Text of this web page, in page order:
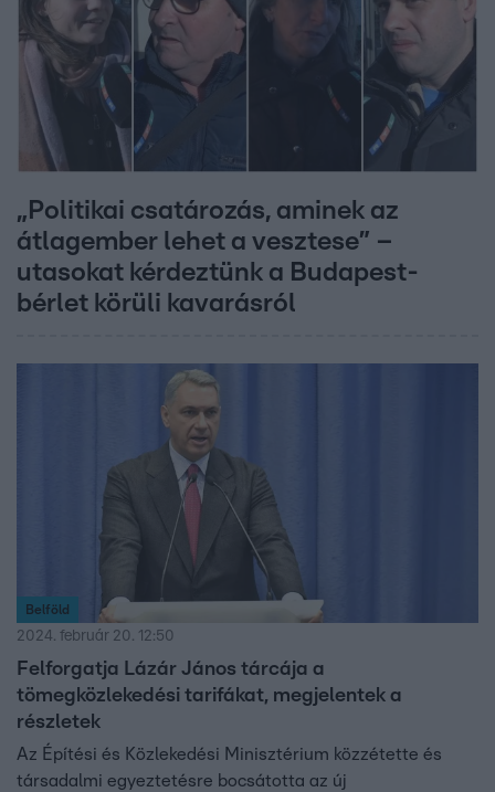
„Politikai csatározás, aminek az
átlagember lehet a vesztese” –
utasokat kérdeztünk a Budapest-
bérlet körüli kavarásról
Belföld
2024. február 20. 12:50
Felforgatja Lázár János tárcája a
tömegközlekedési tarifákat, megjelentek a
részletek
Az Építési és Közlekedési Minisztérium közzétette és
társadalmi egyeztetésre bocsátotta az új